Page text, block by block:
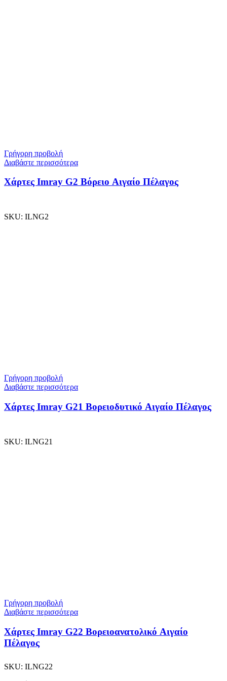
Γρήγορη προβολή
Διαβάστε περισσότερα
Χάρτες Imray G2 Βόρειο Αιγαίο Πέλαγος
SKU: ILNG2
Γρήγορη προβολή
Διαβάστε περισσότερα
Χάρτες Imray G21 Βορειοδυτικό Αιγαίο Πέλαγος
SKU: ILNG21
Γρήγορη προβολή
Διαβάστε περισσότερα
Χάρτες Imray G22 Βορειοανατολικό Αιγαίο
Πέλαγος
SKU: ILNG22